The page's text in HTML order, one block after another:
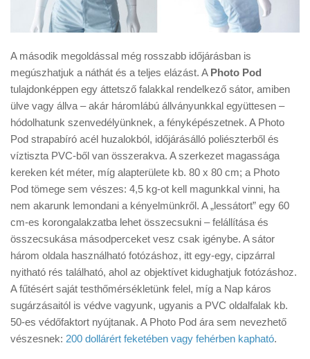
A második megoldással még rosszabb időjárásban is
megúszhatjuk a náthát és a teljes elázást. A Photo Pod
tulajdonképpen egy áttetsző falakkal rendelkező sátor, amiben
ülve vagy állva – akár háromlábú állványunkkal együttesen –
hódolhatunk szenvedélyünknek, a fényképészetnek. A Photo
Pod strapabíró acél huzalokból, időjárásálló poliészterből és
víztiszta PVC-ből van összerakva. A szerkezet magassága
kereken két méter, míg alapterülete kb. 80 x 80 cm; a Photo
Pod tömege sem vészes: 4,5 kg-ot kell magunkkal vinni, ha
nem akarunk lemondani a kényelmünkről. A „lessátort” egy 60
cm-es korongalakzatba lehet összecsukni – felállítása és
összecsukása másodperceket vesz csak igénybe. A sátor
három oldala használható fotózáshoz, itt egy-egy, cipzárral
nyitható rés található, ahol az objektívet kidughatjuk fotózáshoz.
A fűtésért saját testhőmérsékletünk felel, míg a Nap káros
sugárzásaitól is védve vagyunk, ugyanis a PVC oldalfalak kb.
50-es védőfaktort nyújtanak. A Photo Pod ára sem nevezhető
vészesnek: 200 dollárért feketében vagy fehérben kapható.